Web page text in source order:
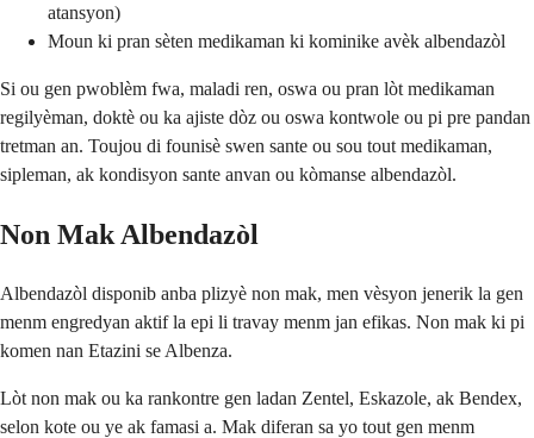
atansyon)
Moun ki pran sèten medikaman ki kominike avèk albendazòl
Si ou gen pwoblèm fwa, maladi ren, oswa ou pran lòt medikaman
regilyèman, doktè ou ka ajiste dòz ou oswa kontwole ou pi pre pandan
tretman an. Toujou di founisè swen sante ou sou tout medikaman,
sipleman, ak kondisyon sante anvan ou kòmanse albendazòl.
Non Mak Albendazòl
Albendazòl disponib anba plizyè non mak, men vèsyon jenerik la gen
menm engredyan aktif la epi li travay menm jan efikas. Non mak ki pi
komen nan Etazini se Albenza.
Lòt non mak ou ka rankontre gen ladan Zentel, Eskazole, ak Bendex,
selon kote ou ye ak famasi a. Mak diferan sa yo tout gen menm